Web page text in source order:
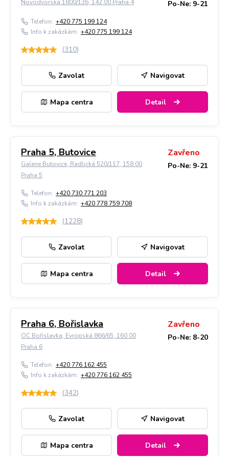
Novodvorská 1800/136, 142 00 Praha 4 Po-Ne: 9-21
Telefon: +420 775 199 124
Info k zakázkám: +420 775 199 124
(310)
Zavolat Navigovat
Mapa centra Detail
Praha 5, Butovice
Galerie Butovice, Radlická 520/117, 158 00
Praha 5
Zavřeno
Po-Ne: 9-21
Telefon: +420 730 771 203
Info k zakázkám: +420 778 759 708
(1228)
Zavolat Navigovat
Mapa centra Detail
Praha 6, Bořislavka
OC Bořislavka, Evropská 866/65, 160 00
Praha 6
Zavřeno
Po-Ne: 8-20
Telefon: +420 776 162 455
Info k zakázkám: +420 776 162 455
(342)
Zavolat Navigovat
Mapa centra Detail